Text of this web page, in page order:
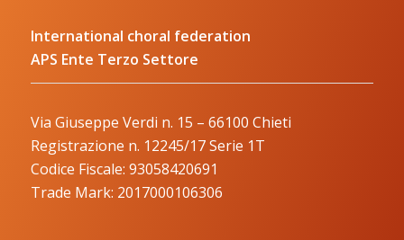
International choral federation
APS Ente Terzo Settore
Via Giuseppe Verdi n. 15 – 66100 Chieti
Registrazione n. 12245/17 Serie 1T
Codice Fiscale: 93058420691
Trade Mark: 2017000106306